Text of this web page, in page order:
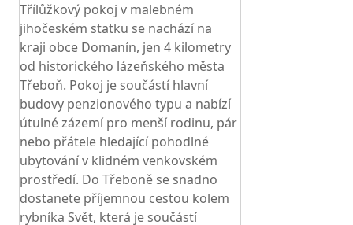
Třílůžkový pokoj v malebném
jihočeském statku se nachází na
kraji obce Domanín, jen 4 kilometry
od historického lázeňského města
Třeboň. Pokoj je součástí hlavní
budovy penzionového typu a nabízí
útulné zázemí pro menší rodinu, pár
nebo přátele hledající pohodlné
ubytování v klidném venkovském
prostředí. Do Třeboně se snadno
dostanete příjemnou cestou kolem
rybníka Svět, která je součástí